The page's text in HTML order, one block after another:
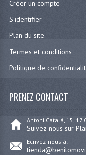
Créer un compte
S'identifier
Plan du site
Termes et conditions
Politique de
PRENEZ CONTACT
Antoni Catalá, 15, 17
Suivez-nous sur
Écrivez-nous à: